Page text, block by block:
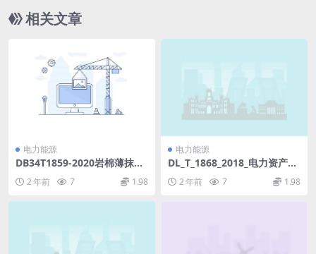
相关文章
电力能源
DB34T1859-2020岩棉薄抹灰
外墙外保温系统应用技术规程.
pdf2 年前 7 1.98
电力能源
DL_T_1868_2018_电力资产全
寿命周期管理体系规范.pdf
2 年前 7 1.98